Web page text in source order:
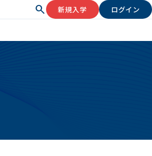
search 新規入学 ログイン